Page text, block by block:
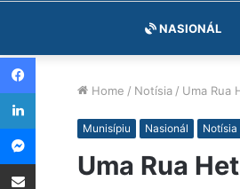
NASIONÁL
Home / Notísia / Uma Rua
Munisípiu Nasionál Notísia
Uma Rua
Facebook
LinkedIn
Messenger